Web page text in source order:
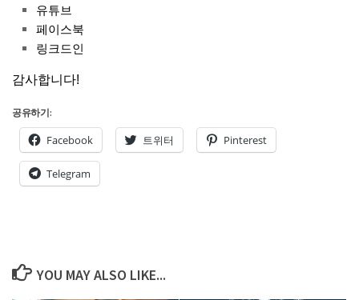
유튜브
페이스북
링크드인
감사합니다!
공유하기:
Facebook 트위터 Pinterest
Telegram
YOU MAY ALSO LIKE...